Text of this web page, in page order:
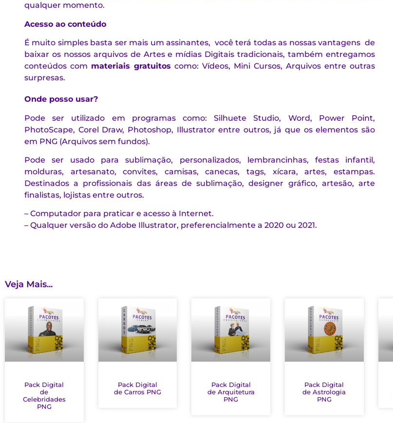
qualquer momento.
Acesso ao conteúdo
É muito simples basta ser mais um assinantes, você terá todas as nossas vantagens de
baixar os nossos arquivos de Artes e mídias Digitais tradicionais, também entregamos
conteúdos com materiais gratuitos como: Vídeos, Mini Cursos, Arquivos entre outras
surpresas.
Onde posso usar?
Pode ser utilizado em programas como: Silhuete Studio, Word, Power Point,
PhotoScape, Corel Draw, Photoshop, Illustrator entre outros, já que os elementos são
em PNG (Arquivos sem fundos).
Pode ser usado para sublimação, personalizados, lembrancinhas, festas infantil,
molduras, artesanato, convites, camisas, canecas, tags, xícara, artes, estampas.
Destinados a profissionais das áreas de sublimação, designer gráfico, artesão, arte
finalistas, lojistas entre outros.
– Computador para praticar e acesso à Internet.
– Qualquer versão do Adobe Illustrator, preferencialmente a 2020 ou 2021.
Veja Mais...
Pack Digital
de
Celebridades
PNG
Pack Digital
de Carros PNG
Pack Digital
de Arquitetura
PNG
Pack Digital
de Astrologia
PNG